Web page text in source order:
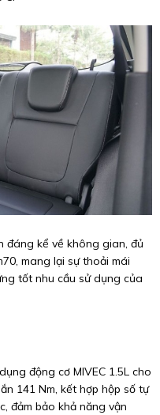
đáng kể về không gian, đủ
mang lại sự thoải mái
tốt nhu cầu sử dụng của
động cơ MIVEC 1.5L cho
141 Nm, kết hợp hộp số tự
đảm bảo khả năng vận